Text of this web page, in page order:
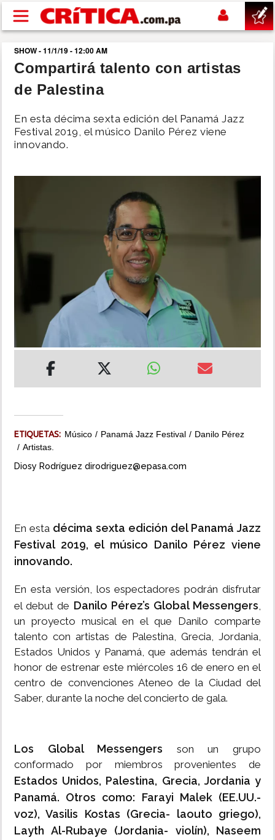
Pasar al contenido principal
buscar
SUCESOS
NACIONAL
DEPORTES
INSÓLITAS
MULTIMEDIA
SHOW - 11/1/19 - 12:00 AM
Compartirá talento con artistas
de Palestina
En esta décima sexta edición del Panamá Jazz
Festival 2019, el músico Danilo Pérez viene
innovando.
ETIQUETAS: Músico Panamá Jazz Festival
Danilo Pérez
Artistas.
Diosy Rodríguez dirodriguez@epasa.com
En esta décima sexta edición del Panamá Jazz
Festival 2019, el músico Danilo Pérez viene
innovando.
En esta versión, los espectadores podrán disfrutar
el debut de Danilo Pérez’s Global Messengers,
un proyecto musical en el que Danilo comparte
talento con artistas de Palestina, Grecia, Jordania,
Estados Unidos y Panamá, que además tendrán el
honor de estrenar este miércoles 16 de enero en el
centro de convenciones Ateneo de la Ciudad del
Saber, durante la noche del concierto de gala.
Los Global Messengers son un grupo
conformado por miembros provenientes de
Estados Unidos, Palestina, Grecia, Jordania y
Panamá. Otros como: Farayi Malek (EE.UU.-
voz), Vasilis Kostas (Grecia- laouto griego),
Layth Al-Rubaye (Jordania- violín), Naseem